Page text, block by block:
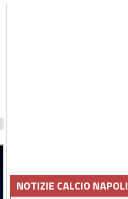
NOTIZIE CALCIO NAPOLI